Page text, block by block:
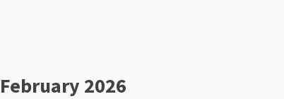
February 2026